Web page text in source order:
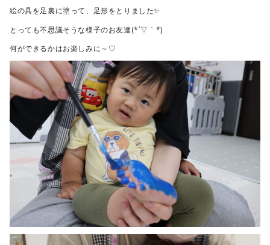
絵の具を足裏に塗って、足形をとりました✨
とっても不思議そうな様子のお友達(*´▽｀*)
何ができるかはお楽しみに～♡